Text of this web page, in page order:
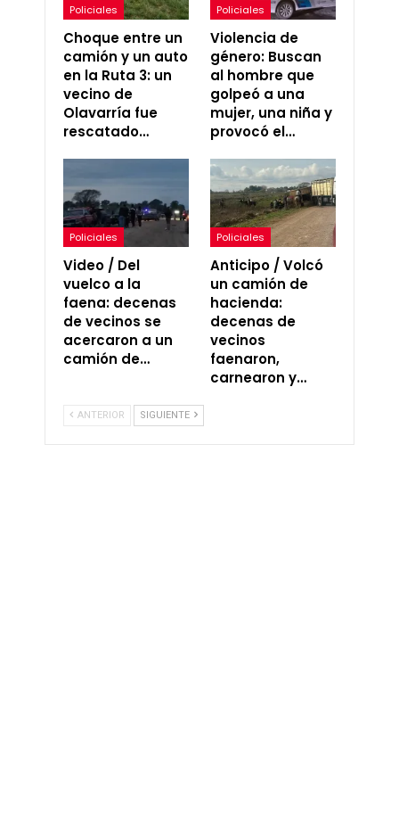
Policiales
Choque entre un
camión y un auto
en la Ruta 3: un
vecino de
Olavarría fue
rescatado…
Policiales
Violencia de
género: Buscan
al hombre que
golpeó a una
mujer, una niña y
provocó el…
Policiales
Video / Del
vuelco a la
faena: decenas
de vecinos se
acercaron a un
camión de…
Policiales
Anticipo / Volcó
un camión de
hacienda:
decenas de
vecinos
faenaron,
carnearon y…
ANTERIOR SIGUIENTE